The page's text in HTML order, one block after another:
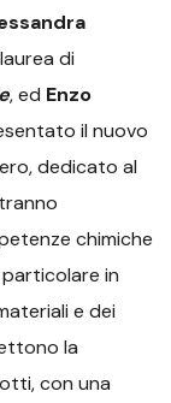
di
, ed Enzo
il nuovo
dedicato al
chimiche
in
e dei
la
con una